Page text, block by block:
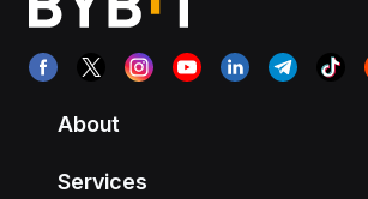
About
Services